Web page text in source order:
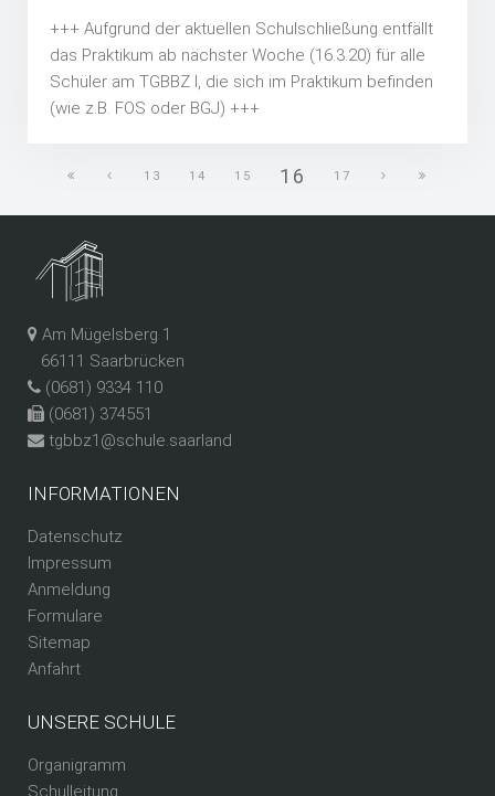
+++ Aufgrund der aktuellen Schulschließung entfällt
das Praktikum ab nächster Woche (16.3.20) für alle
Schüler am TGBBZ I, die sich im Praktikum befinden
(wie z.B. FOS oder BGJ) +++
13 14 15 16 17
Am Mügelsberg 1
66111 Saarbrücken
(0681) 9334 110
(0681) 374551
tgbbz1@schule.saarland
INFORMATIONEN
Datenschutz
Impressum
Anmeldung
Formulare
Sitemap
Anfahrt
UNSERE SCHULE
Organigramm
Schulleitung